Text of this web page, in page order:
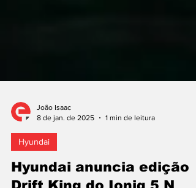
João Isaac
8 de jan. de 2025
Hyundai